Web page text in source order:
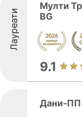
Лауреати
Мулти
BG
9.1
Дани-ПП